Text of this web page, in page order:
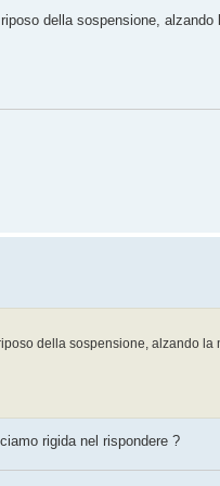
della sospensione, alzando
della sospensione, alzando la
rigida nel rispondere ?